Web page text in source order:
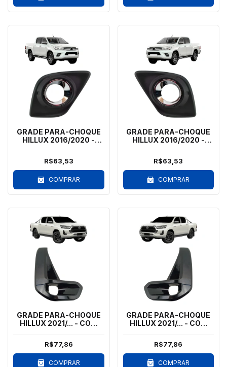
GRADE PARA-CHOQUE
HILLUX 2016/2020 -
cromado
R$63,53
COMPRAR
GRADE PARA-CHOQUE
HILLUX 2016/2020 -
cromado
R$63,53
COMPRAR
GRADE PARA-CHOQUE
HILLUX 2021/... - COM
R$77,86
COMPRAR
GRADE PARA-CHOQUE
HILLUX 2021/... - COM
R$77,86
COMPRAR